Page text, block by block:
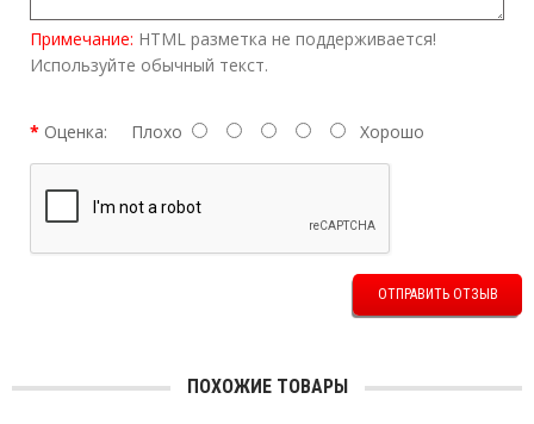
Примечание: HTML разметка не поддерживается!
Используйте обычный текст.
Оценка: Плохо Хорошо
ОТПРАВИТЬ ОТЗЫВ
ПОХОЖИЕ ТОВАРЫ